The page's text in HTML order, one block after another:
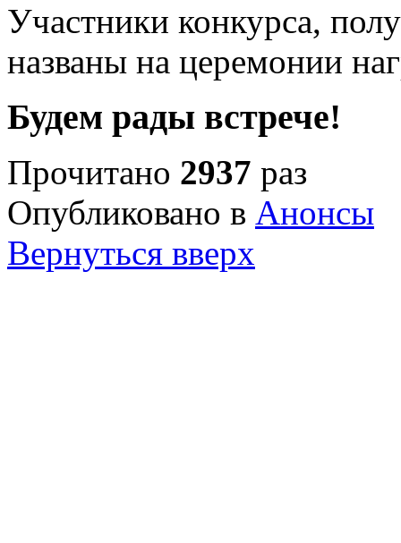
Участники конкурса,
названы на церемонии
Будем рады встрече!
Прочитано 2937 раз
Опубликовано в Анонсы
Вернуться вверх